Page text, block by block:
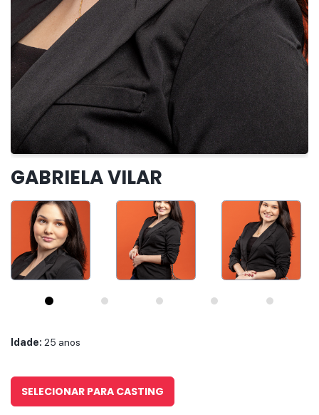
GABRIELA VILAR
Idade: 25 anos
SELECIONAR PARA CASTING
SELECIONAR MAIS
IR PARA O CASTING